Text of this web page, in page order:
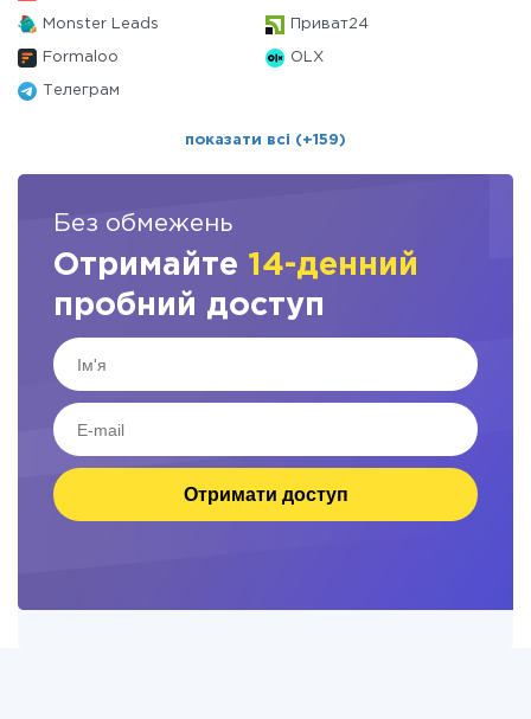
Monster Leads Приват24
Formaloo OLX
Телеграм
показати всі (+159)
Без обмежень
Отримайте 14-денний
пробний доступ
Отримати доступ